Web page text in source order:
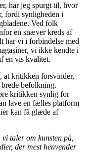
har jeg spurgt til, hvor
fordi synligheden i
Ved folk
en snæver kreds af
har vi i forbindelse med
vi ikke kendte i
en vis kvalitet.
at kritikken forsvinder,
befolkning.
kritikken synlig for
lave en fælles platform
kan få glæde af
taler om kunsten på,
der mest henvender